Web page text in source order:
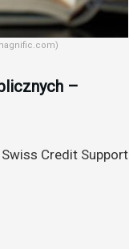
–
Credit Support